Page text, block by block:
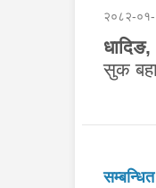
२०८२-
धादिङ,
सुक